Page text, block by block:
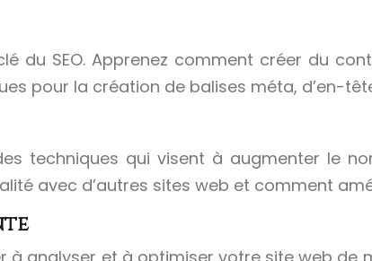
du SEO. Apprenez comment créer du
pour la création de balises méta, d’en-
techniques qui visent à augmenter le
avec d’autres sites web et comment